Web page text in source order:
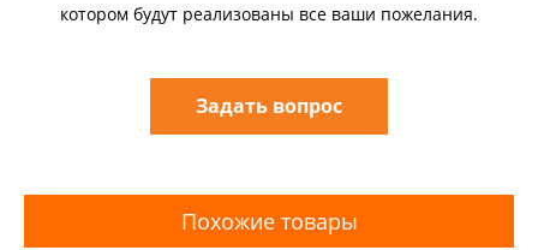
котором будут реализованы все ваши пожелания.
Задать вопрос
Похожие товары